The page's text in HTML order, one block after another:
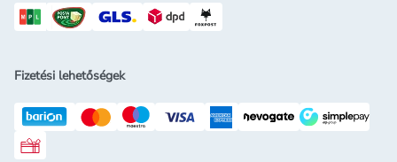
Fizetési lehetőségek
Rossmann ajándékkártya